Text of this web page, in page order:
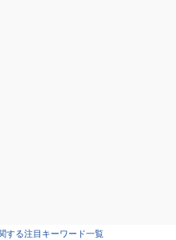
する注目キーワード一覧